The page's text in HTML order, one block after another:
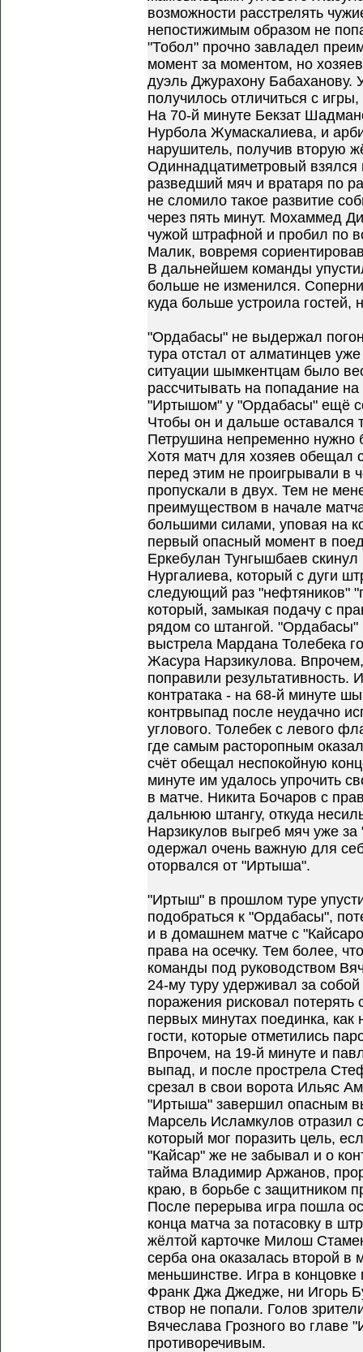
возможности расстрелять
непостижимым образом не
"Тобол" прочно завладел
момент за моментом, но
дуэль Джурахону Бабаханову.
получилось отличиться с
На 70-й минуте Бекзат
Нурбола Жумаскалиева, и
нарушитель, получив вторую
Одиннадцатиметровый взялся
разведший мяч и вратаря по
не сломило такое развитие
через пять минут. Мохаммед
чужой штрафной и пробил по
Малик, вовремя
В дальнейшем команды
больше не изменился.
куда больше устроила гостей,
"Ордабасы" не выдержал
тура отстал от алматинцев
ситуации шымкентцам было
рассчитывать на попадание
"Иртышом" у "Ордабасы" ещё
Чтобы он и дальше оставался
Петрушина непременно
Хотя матч для хозяев обещал
перед этим не проигрывали в
пропускали в двух. Тем не
преимуществом в начале
большими силами, уповая на
первый опасный момент в
Еркебулан Тунгышбаев скинул
Нургалиева, который с дуги
следующий раз "нефтяников"
который, замыкая подачу с
рядом со штангой.
выстрела Мардана Толебека
Жасура Нарзикулова.
поправили
контратака - на 68-й минуте
контрвыпад после неудачно
углового. Толебек с левого
где самым расторопным
счёт обещал неспокойную
минуте им удалось упрочить
в матче. Никита Бочаров с
дальнюю штангу, откуда
Нарзикулов выгреб мяч уже
одержал очень важную для
оторвался от "Иртыша".
"Иртыш" в прошлом туре
подобраться к "Ордабасы",
и в домашнем матче с
права на осечку. Тем более,
команды под руководством
24-му туру удерживал за
поражения рисковал потерять
первых минутах поединка, как
гости, которые отметились
Впрочем, на 19-й минуте и
выпад, и после прострела
срезал в свои ворота Ильяс
"Иртыша" завершил опасным
Марсель Исламкулов отразил
который мог поразить цель,
"Кайсар" же не забывал и о
тайма Владимир Аржанов,
краю, в борьбе с защитником
После перерыва игра пошла
конца матча за потасовку в
жёлтой карточке Милош
серба она оказалась второй в
меньшинстве. Игра в концовке
Франк Джа Джедже, ни Игорь
створ не попали. Голов
Вячеслава Грозного во главе
противоречивым.